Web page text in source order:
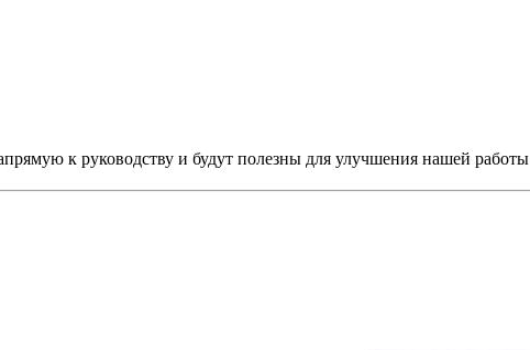
к руководству и будут полезны для улучшения нашей работы